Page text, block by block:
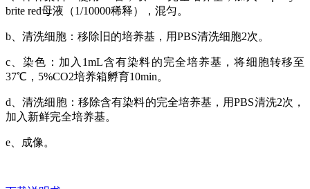
brite red母液（1/10000稀释），混匀。
b、清洗细胞：移除旧的培养基，用PBS清洗细胞2次。
c、染色：加入1mL含有染料的完全培养基，将细胞转移至
37℃，5%CO2培养箱孵育10min。
d、清洗细胞：移除含有染料的完全培养基，用PBS清洗2次，
加入新鲜完全培养基。
e、成像。